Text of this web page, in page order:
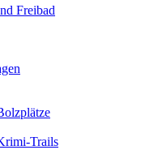
Freibad
Trails